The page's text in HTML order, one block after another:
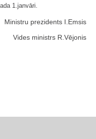
1.janvāri.
Ministru prezidents I.Emsis
Vides ministrs R.Vējonis